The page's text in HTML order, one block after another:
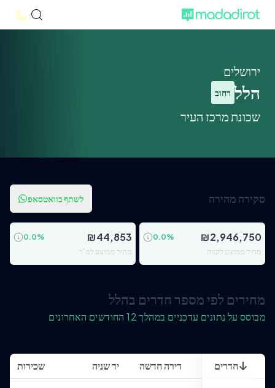
ירושלים
הלל רחוב
שכונת מרכז העיר
סקירה מהירה לשתף בוואטסאפ
₪2,946,750
0.0%
מחיר ממוצע לקניה
₪44,853
0.0%
מחיר ממוצע למ"ר
מחירים לפי מספר חדרים בהלל
מבוסס על נתונים עדכניים במהלך 12 החודשים האחרונים
חדרים דירה חדשה יד שניה שכירות